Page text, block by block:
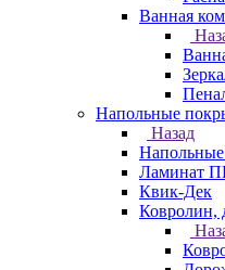
Ванная
Напольные
Назад
Ламинат
Квик-Дек
Ковролин,